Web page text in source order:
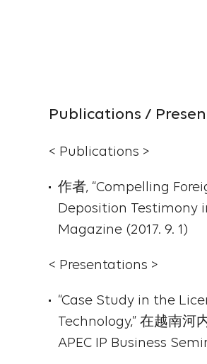
Publications /
< Publications >
作者, “Compelling
Deposition Testimony
Magazine (2017. 9. 1)
< Presentations >
“Case Study in the
Technology,” 在越南河
APEC IP Business